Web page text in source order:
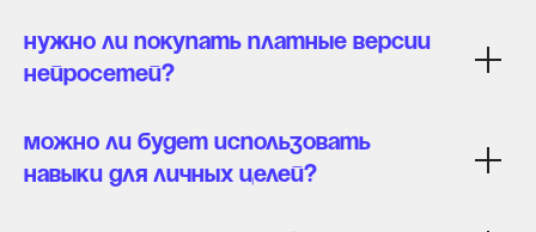
Нужно ли покупать платные версии
нейросетей?
Можно ли будет использовать
навыки для личных целей?